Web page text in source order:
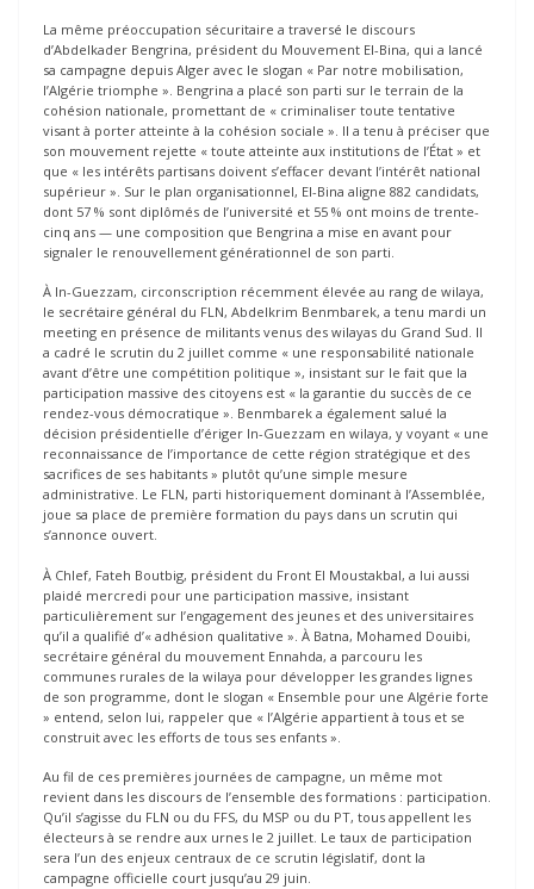
La même préoccupation sécuritaire a traversé le discours
d’Abdelkader Bengrina, président du Mouvement El-Bina, qui a lancé
sa campagne depuis Alger avec le slogan « Par notre mobilisation,
l’Algérie triomphe ». Bengrina a placé son parti sur le terrain de la
cohésion nationale, promettant de « criminaliser toute tentative
visant à porter atteinte à la cohésion sociale ». Il a tenu à préciser que
son mouvement rejette « toute atteinte aux institutions de l’État » et
que « les intérêts partisans doivent s’effacer devant l’intérêt national
supérieur ». Sur le plan organisationnel, El-Bina aligne 882 candidats,
dont 57 % sont diplômés de l’université et 55 % ont moins de trente-
cinq ans — une composition que Bengrina a mise en avant pour
signaler le renouvellement générationnel de son parti.
À In-Guezzam, circonscription récemment élevée au rang de wilaya,
le secrétaire général du FLN, Abdelkrim Benmbarek, a tenu mardi un
meeting en présence de militants venus des wilayas du Grand Sud. Il
a cadré le scrutin du 2 juillet comme « une responsabilité nationale
avant d’être une compétition politique », insistant sur le fait que la
participation massive des citoyens est « la garantie du succès de ce
rendez-vous démocratique ». Benmbarek a également salué la
décision présidentielle d’ériger In-Guezzam en wilaya, y voyant « une
reconnaissance de l’importance de cette région stratégique et des
sacrifices de ses habitants » plutôt qu’une simple mesure
administrative. Le FLN, parti historiquement dominant à l’Assemblée,
joue sa place de première formation du pays dans un scrutin qui
s’annonce ouvert.
À Chlef, Fateh Boutbig, président du Front El Moustakbal, a lui aussi
plaidé mercredi pour une participation massive, insistant
particulièrement sur l’engagement des jeunes et des universitaires
qu’il a qualifié d’« adhésion qualitative ». À Batna, Mohamed Douibi,
secrétaire général du mouvement Ennahda, a parcouru les
communes rurales de la wilaya pour développer les grandes lignes
de son programme, dont le slogan « Ensemble pour une Algérie forte
» entend, selon lui, rappeler que « l’Algérie appartient à tous et se
construit avec les efforts de tous ses enfants ».
Au fil de ces premières journées de campagne, un même mot
revient dans les discours de l’ensemble des formations : participation.
Qu’il s’agisse du FLN ou du FFS, du MSP ou du PT, tous appellent les
électeurs à se rendre aux urnes le 2 juillet. Le taux de participation
sera l’un des enjeux centraux de ce scrutin législatif, dont la
campagne officielle court jusqu’au 29 juin.